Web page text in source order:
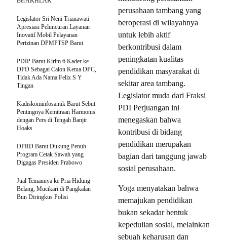
perusahaan tambang yang
beroperasi di wilayahnya
untuk lebih aktif
berkontribusi dalam
peningkatan kualitas
pendidikan masyarakat di
sekitar area tambang.
Legislator muda dari Fraksi
PDI Perjuangan ini
menegaskan bahwa
kontribusi di bidang
pendidikan merupakan
bagian dari tanggung jawab
sosial perusahaan.
Yoga menyatakan bahwa
memajukan pendidikan
bukan sekadar bentuk
kepedulian sosial, melainkan
sebuah keharusan dan
Legislator Sri Neni Trianawati
Apresiasi Peluncuran Layanan
Inovatif Mobil Pelayanan
Perizinan DPMPTSP Barut
PDIP Barut Kirim 6 Kader ke
DPD Sebagai Calon Ketua DPC,
Tidak Ada Nama Felix S Y
Tingan
Kadiskominfosantik Barut Sebut
Pentingnya Kemitraan Harmonis
dengan Pers di Tengah Banjir
Hoaks
DPRD Barut Dukung Penuh
Program Cetak Sawah yang
Digagas Presiden Prabowo
Jual Temannya ke Pria Hidung
Belang, Mucikari di Pangkalan
Bun Diringkus Polisi